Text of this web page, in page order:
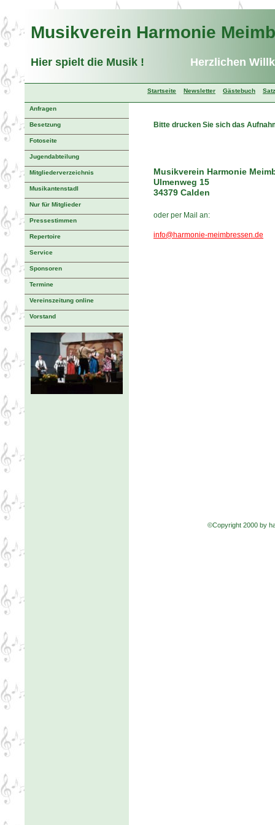
Musikverein Harmonie
Hier spielt die Musik ! Herzlichen
Startseite Newsletter Gästebuch
Anfragen
Besetzung
Fotoseite
Jugendabteilung
Mitgliederverzeichnis
Musikantenstadl
Nur für Mitglieder
Pressestimmen
Repertoire
Service
Sponsoren
Termine
Vereinszeitung online
Vorstand
Bitte drucken Sie sich das
Musikverein Harmonie
Ulmenweg 15
34379 Calden
oder per Mail an:
info@harmonie-meimbressen.de
©Copyright 2000 by